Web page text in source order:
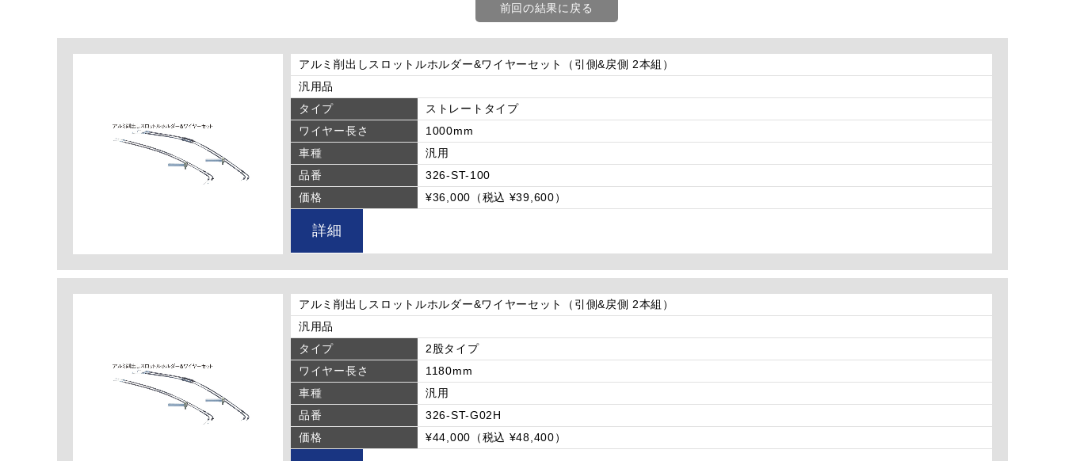
前回の結果に戻る
アルミ削出しスロットルホルダー&ワイヤーセット（引側&戻側 2本組）
汎用品
タイプ
ストレートタイプ
ワイヤー長さ
1000mm
車種
汎用
品番
326-ST-100
価格
¥36,000（税込 ¥39,600）
詳細
アルミ削出しスロットルホルダー&ワイヤーセット（引側&戻側 2本組）
汎用品
タイプ
2股タイプ
ワイヤー長さ
1180mm
車種
汎用
品番
326-ST-G02H
価格
¥44,000（税込 ¥48,400）